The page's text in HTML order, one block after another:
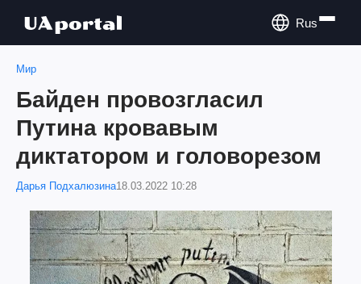
Rus
Мир
Байден провозгласил
Путина кровавым
диктатором и головорезом
Дарья Подхалюзина18.03.2022 10:28